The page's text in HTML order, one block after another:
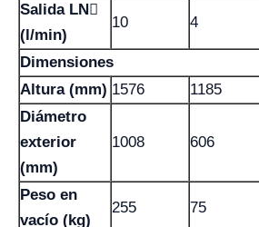
Salida LN
(l/min)
10 4
Dimensiones
Altura (mm) 1576 1185
Diámetro
exterior
(mm)
1008 606
Peso en
vacío (kg)
255 75